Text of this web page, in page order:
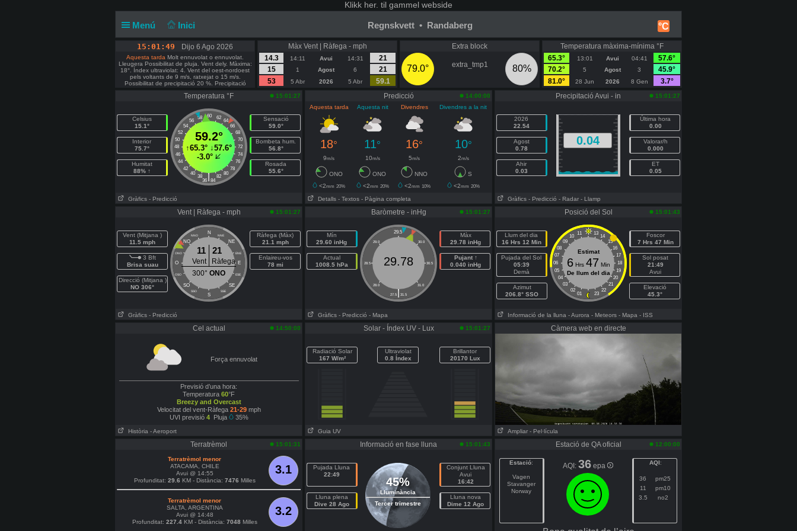
Klikk her. til gammel webside
Menú Inici °C
Regnskvett • Randaberg
15:01:49 Dijo 6 Ago 2026
Aquesta tarda Molt ennuvolat o ennuvolat.
Lleugera Possibilitat de pluja. Vent dely. Màxima:
18°. Índex ultraviolat: 4. Vent del oest-nordoest
pels voltants de 9 m/s, ratxejat o 15 m/s.
Possibilitat de precipitació 20 %. Precipitació
menys de 2 mm.
Màx Vent | Ràfega - mph
14.3
14:11 Avui 14:31
21
15
1 Agost 6
21
53
5 Abr 2026 5 Abr 59.1
Extra block
79.0° 80%
extra_tmp1
Temperatura màxima-mínima °F
65.3°
13:01 Avui 04:41
57.6°
70.2°
5 Agost 3
45.9°
81.0°
28 Jun 2026 8 Gen
3.7°
Temperatura °F
15:01:27
Celsius
15.1°
Interior
75.7°
Humitat
88% ↑
60
58 62
56
64
54
66
52
68
50
70
48
72
46
74
44
76
42
78
40
80
38 82
|
36 84
59.2°
↑65.3° ↓57.6°
-3.0°
Sensació
59.0°
Bombeta hum.
56.8°
Rosada
55.6°
Gràfics - Predicció
Predicció
14:00:00
Aquesta tarda
Aquesta nit Divendres Divendres a la nit
18° 11° 16° 10°
9m/s 10m/s 5m/s 2m/s
ONO ONO NNO
S
<2mm 20% <2mm 20% <2mm 10% <2mm 20%
Detalls - Textos - Pàgina completa
Precipitació Avui - in 15:01:27
2026
22.54
Agost
0.78
Ahir
0.03
0.04
Última hora
0.00
Valorar/h
0.000
ET
0.05
Gràfics - Predicció - Radar - Llamp
Vent | Ràfega - mph 15:01:27
Vent (Mitjana )
11.5 mph
3 Bft
Brisa suau
Direcció (Mitjana )
NO 306°
N
NNO NNE
NO NE
ONO ENE
O E
OSO ESE
SO SE
SSO SSE
S
11 21
Vent
Ràfega
300° ONO
Ràfega (Màx)
21.1 mph
Enlaireu-vos
78 mi
Gràfics - Predicció
Baròmetre - inHg 15:01:27
Mín
29.60 inHg
Actual
1008.5 hPa
29.5
29.0 30.0
28.5 30.5
28.0 31.0
|
27.5 31.5
29.78
Màx
29.78 inHg
Pujant ↑
0.040 inHg
Gràfics - Predicció - Mapa
Posició del Sol 15:01:43
Llum del dia
16 Hrs 12 Min
Pujada del Sol
05:39
Demà
Azimut
206.8° SSO
11 13
10
14
09
15
08
16
07
17
06
18
05
19
04
20
03
21
02
22
01 23
Estimat
6Hrs 47 Min
De llum del dia
Foscor
7 Hrs 47 Min
Sol posat
21:49
Avui
Elevació
45.3°
Informació de la lluna - Aurora - Meteors - Mapa - ISS
Cel actual 14:50:00
Força ennuvolat
Previsió d’una hora:
Temperatura 60°F
Breezy and Overcast
Velocitat del vent-Ràfega 21-29mph
UVI previsió 4Pluja 35%
Història - Aeroport
Solar - Índex UV - Lux 15:01:27
Radiació Solar
167 W/m²
Ultraviolat
0.8 Índex
Brillantor
20170 Lux
Guia UV
Càmera web en directe
Ampliar - Pel·lícula
Terratrèmol 15:01:31
3.1
Terratrèmol menor
ATACAMA, CHILE
Avui @ 14:55
Profunditat: 29.6 KM - Distància: 7476 Milles
3.2
Terratrèmol menor
SALTA, ARGENTINA
Avui @ 14:48
Profunditat: 227.4KM - Distància: 7048 Milles
Informació en fase lluna 15:01:43
Pujada Lluna
22:49
Lluna plena
Dive 28 Ago
45%
Lluminància
Tercer trimestre
Conjunt Lluna
Avui
16:42
Lluna nova
Dime 12 Ago
Estació de QA oficial 12:00:00
Estació:
Vagen
Stavanger
Norway
AQI: 36 epa AQI:
36
pm25
11
pm10
3.5
no2